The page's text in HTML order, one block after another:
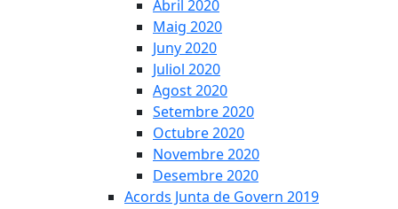
Abril 2020
Maig 2020
Juny 2020
Juliol 2020
Agost 2020
Setembre 2020
Octubre 2020
Novembre 2020
Desembre 2020
Acords Junta de Govern 2019